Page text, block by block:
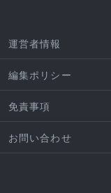
運営者情報
編集ポリシー
免責事項
お問い合わせ